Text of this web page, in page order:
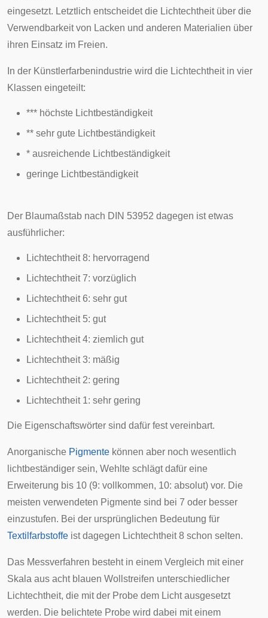
eingesetzt. Letztlich entscheidet die Lichtechtheit über die
Verwendbarkeit von Lacken und anderen Materialien über
ihren Einsatz im Freien.
In der Künstlerfarbenindustrie wird die Lichtechtheit in vier
Klassen eingeteilt:
*** höchste Lichtbeständigkeit
** sehr gute Lichtbeständigkeit
* ausreichende Lichtbeständigkeit
geringe Lichtbeständigkeit
Der Blaumaßstab nach DIN 53952 dagegen ist etwas
ausführlicher:
Lichtechtheit 8: hervorragend
Lichtechtheit 7: vorzüglich
Lichtechtheit 6: sehr gut
Lichtechtheit 5: gut
Lichtechtheit 4: ziemlich gut
Lichtechtheit 3: mäßig
Lichtechtheit 2: gering
Lichtechtheit 1: sehr gering
Die Eigenschaftswörter sind dafür fest vereinbart.
Anorganische Pigmente können aber noch wesentlich
lichtbeständiger sein, Wehlte schlägt dafür eine
Erweiterung bis 10 (9: vollkommen, 10: absolut) vor. Die
meisten verwendeten Pigmente sind bei 7 oder besser
einzustufen. Bei der ursprünglichen Bedeutung für
Textilfarbstoffe ist dagegen Lichtechtheit 8 schon selten.
Das Messverfahren besteht in einem Vergleich mit einer
Skala aus acht blauen Wollstreifen unterschiedlicher
Lichtechtheit, die mit der Probe dem Licht ausgesetzt
werden. Die belichtete Probe wird dabei mit einem